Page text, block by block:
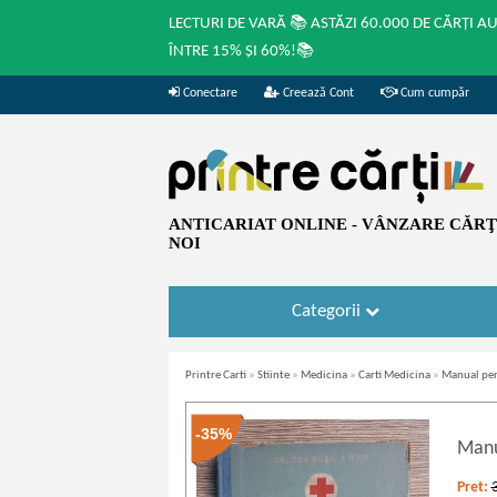
LECTURI DE VARĂ 📚 ASTĂZI 60.000 DE CĂRȚI
ÎNTRE 15% ȘI 60%!📚
Conectare Creează Cont Cum cumpăr
ANTICARIAT ONLINE - VÂNZARE
NOI
Categorii
Printre Carti » Stiinte » Medicina » Carti Medicina » Manual
-35%
Pret: